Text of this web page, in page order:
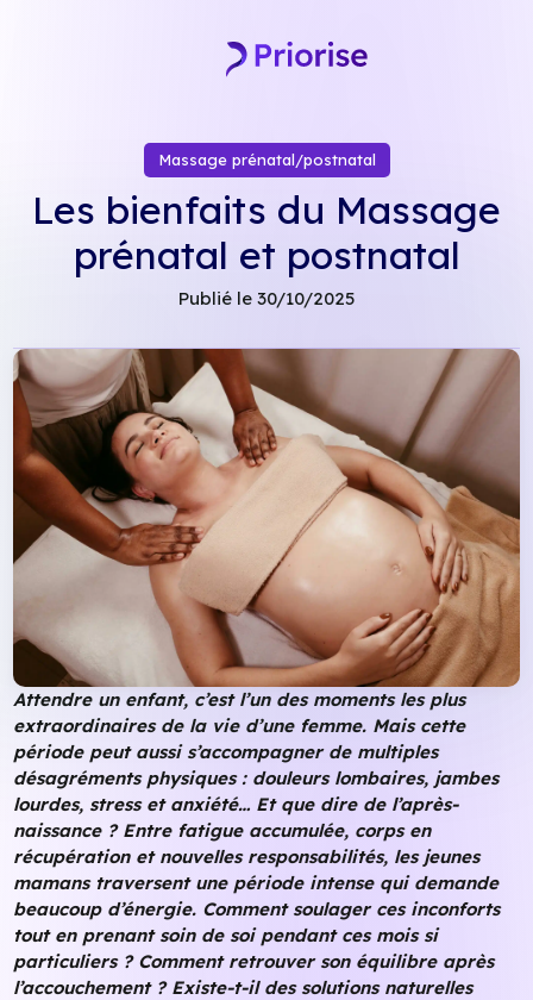
Massage prénatal/postnatal
Les bienfaits du Massage
prénatal et postnatal
Publié le 30/10/2025
Attendre un enfant, c’est l’un des moments les plus
extraordinaires de la vie d’une femme. Mais cette
période peut aussi s’accompagner de multiples
désagréments physiques : douleurs lombaires, jambes
lourdes, stress et anxiété… Et que dire de l’après-
naissance ? Entre fatigue accumulée, corps en
récupération et nouvelles responsabilités, les jeunes
mamans traversent une période intense qui demande
beaucoup d’énergie. Comment soulager ces inconforts
tout en prenant soin de soi pendant ces mois si
particuliers ? Comment retrouver son équilibre après
l’accouchement ? Existe-t-il des solutions naturelles